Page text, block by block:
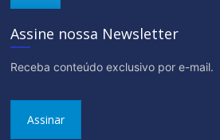
Assine nossa Newsletter
Receba conteúdo exclusivo por e-mail.
Assinar